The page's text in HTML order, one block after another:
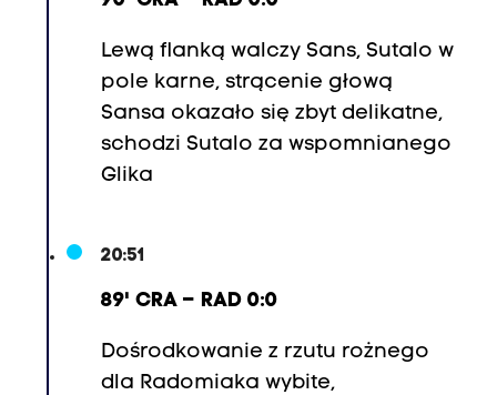
Lewą flanką walczy Sans, Sutalo w
pole karne, strącenie głową
Sansa okazało się zbyt delikatne,
schodzi Sutalo za wspomnianego
Glika
20:51
89' CRA – RAD 0:0
Dośrodkowanie z rzutu rożnego
dla Radomiaka wybite,